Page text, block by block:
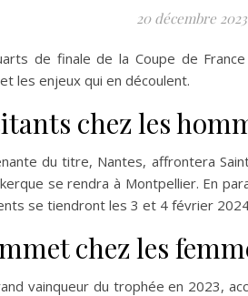
20 décembre 2023
de finale de la Coupe de
les enjeux qui en découlent.
chez les
du titre, Nantes, affrontera
se rendra à Montpellier. En
se tiendront les 3 et 4 février
chez les
vainqueur du trophée en 2023,